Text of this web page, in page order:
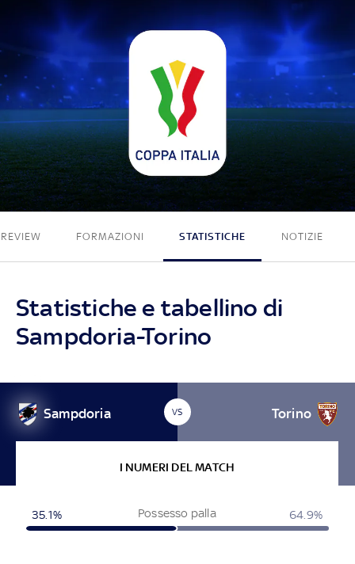
2 - 1
FORMAZIONI STATISTICHE NOTIZIE
Statistiche e tabellino di
Sampdoria-Torino
Sampdoria VS Torino
I NUMERI DEL MATCH
Possesso palla
35.1% 64.9%